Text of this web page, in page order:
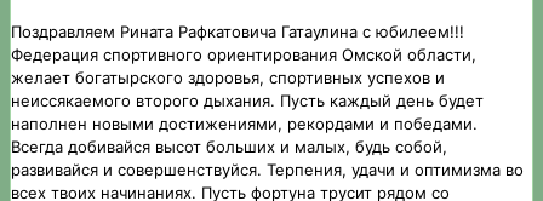
Поздравляем Рината Рафкатовича Гатаулина с юбилеем!!!
Федерация спортивного ориентирования Омской области,
желает богатырского здоровья, спортивных успехов и
неиссякаемого второго дыхания. Пусть каждый день будет
наполнен новыми достижениями, рекордами и победами.
Всегда добивайся высот больших и малых, будь собой,
развивайся и совершенствуйся. Терпения, удачи и оптимизма во
всех твоих начинаниях. Пусть фортуна трусит рядом со